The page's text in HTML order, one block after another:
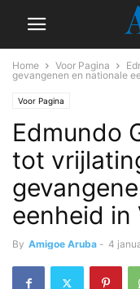
Home Voor Pagina
gevangenen en nationale
Voor Pagina
Edmundo
tot
eenheid in
By Amigoe Aruba - 4